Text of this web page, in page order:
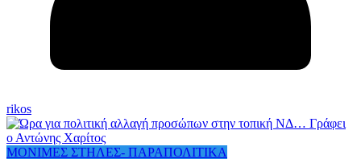
rikos
ΜΟΝΙΜΕΣ ΣΤΗΛΕΣ- ΠΑΡΑΠΟΛΙΤΙΚΑ